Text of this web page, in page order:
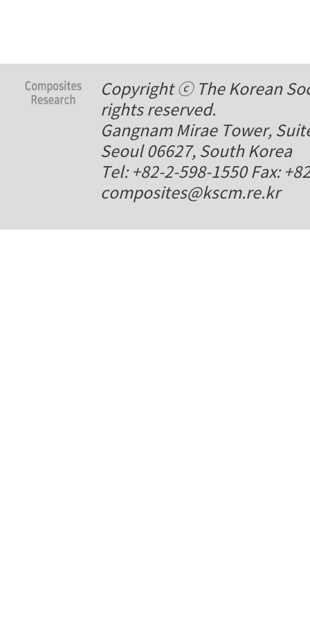
Copyright ⓒ The Korean
rights reserved.
Gangnam Mirae Tower,
Seoul 06627, South Korea
Tel: +82-2-598-1550 Fax:
composites@kscm.re.kr